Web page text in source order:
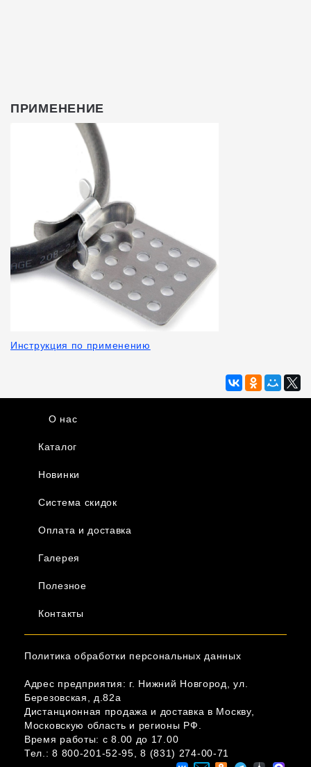
ПРИМЕНЕНИЕ
Инструкция по применению
О нас
Каталог
Новинки
Система скидок
Оплата и доставка
Галерея
Полезное
Контакты
Политика обработки персональных данных
Адрес предприятия: г. Нижний Новгород, ул.
Березовская, д.82а
Дистанционная продажа и доставка в Москву,
Московскую область и регионы РФ.
Время работы: c 8.00 до 17.00
Тел.:8 800-201-52-95 ,8 (831) 274-00-71